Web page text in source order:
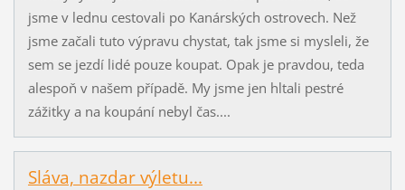
jsme v lednu cestovali po Kanárských ostrovech. Než
jsme začali tuto výpravu chystat, tak jsme si mysleli, že
sem se jezdí lidé pouze koupat. Opak je pravdou, teda
alespoň v našem případě. My jsme jen hltali pestré
zážitky a na koupání nebyl čas....
Sláva, nazdar výletu...